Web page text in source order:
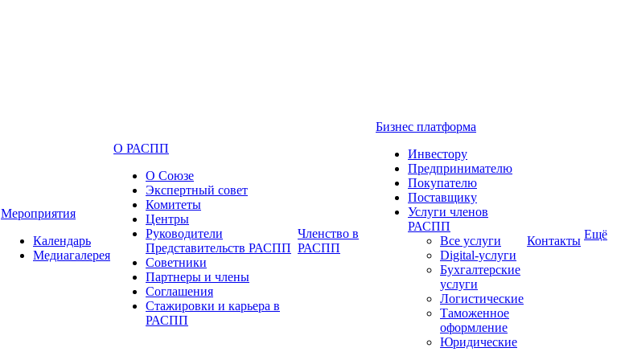
Мероприятия
Календарь
Медиагалерея
О РАСПП
О Союзе
Экспертный совет
Комитеты
Центры
Руководители
Представительств РАСПП
Советники
Партнеры и члены
Соглашения
Стажировки и карьера в
РАСПП
Членство в
РАСПП
Бизнес платформа
Инвестору
Предпринимателю
Покупателю
Поставщику
Услуги членов
РАСПП
Все услуги
Digital-услуги
Бухгалтерские
услуги
Логистические
Таможенное
оформление
Юридические
Контакты Ещё